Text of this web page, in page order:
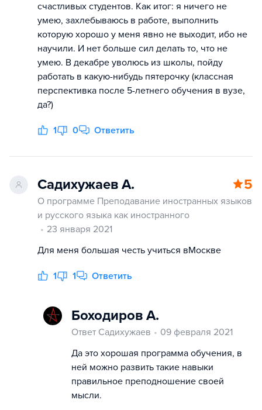
счастливых студентов. Как итог: я ничего не
умею, захлебываюсь в работе, выполнить
которую хорошо у меня явно не выходит, ибо не
научили. И нет больше сил делать то, что не
умею. В декабре уволюсь из школы, пойду
работать в какую-нибудь пятерочку (классная
перспективка после 5-летнего обучения в вузе,
да?)
1 0 Ответить
Садихужаев А. 5
О программе Преподавание иностранных языков
и русского языка как иностранного
23 января 2021
Для меня большая честь учиться вМоскве
1 1 Ответить
Боходиров А.
Ответ Садихужаев
09 февраля 2021
Да это хорошая программа обучения, в
ней можно развить такие навыки
правильное преподношение своей
мысли.